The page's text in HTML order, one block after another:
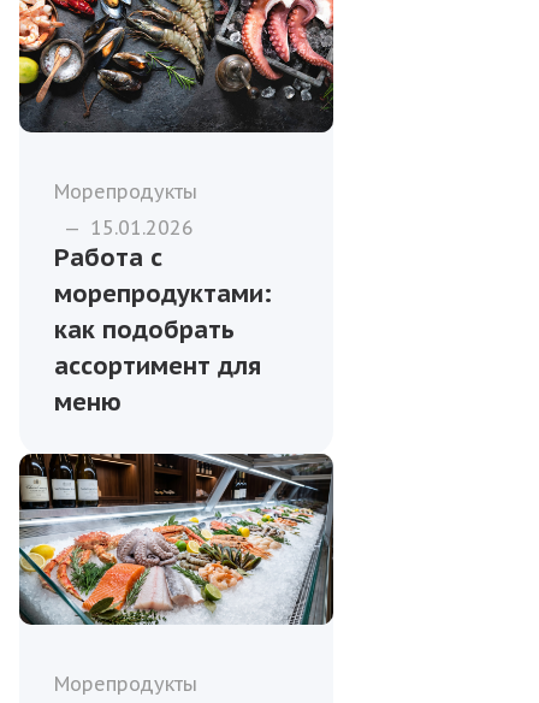
Морепродукты
— 15.01.2026
Работа с
морепродуктами:
как подобрать
ассортимент для
меню
Морепродукты